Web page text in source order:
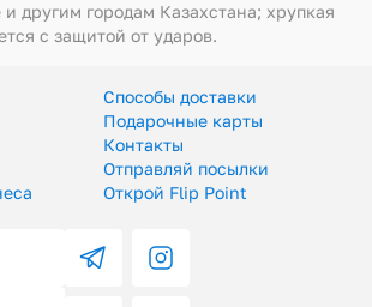
другим городам Казахстана; хрупкая
с защитой от ударов.
Способы доставки
Подарочные карты
Контакты
Отправляй посылки
Открой Flip Point